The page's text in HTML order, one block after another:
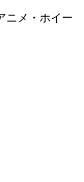
ニメ・ホイー